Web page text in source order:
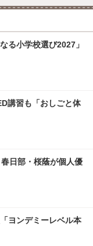
る小学校選び2027」
講習も「おしごと体
日部・桜蔭が個人優
ヨンデミーレベル本